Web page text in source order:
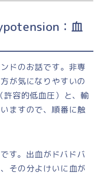
：血
ドのお話です。非専
が気になりやすいの
容的低血圧）と、輸
ますので、順番に触
す。出血がドバドバ
その分よけいに血が